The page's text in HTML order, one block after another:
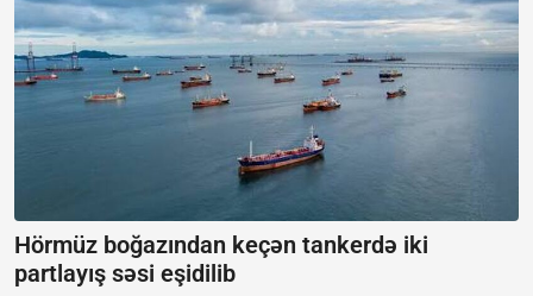
Hörmüz boğazından keçən tankerdə iki
partlayış səsi eşidilib